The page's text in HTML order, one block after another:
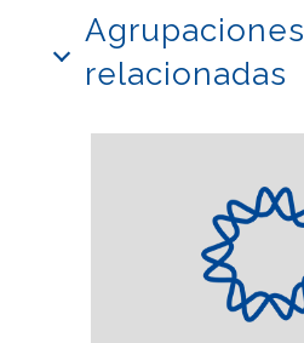
Agrupaciones
relacionadas